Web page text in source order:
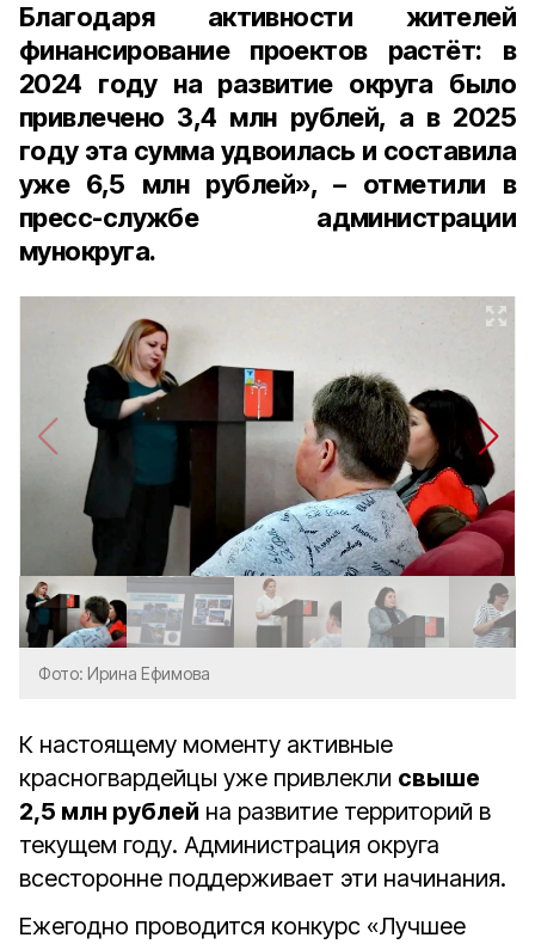
Благодаря активности жителей
финансирование проектов растёт: в
2024 году на развитие округа было
привлечено 3,4 млн рублей, а в 2025
году эта сумма удвоилась и составила
уже 6,5 млн рублей», – отметили в
пресс-службе администрации
мунокруга.
Фото: Ирина Ефимова
К настоящему моменту активные
красногвардейцы уже привлекли свыше
2,5 млн рублей на развитие территорий в
текущем году. Администрация округа
всесторонне поддерживает эти начинания.
Ежегодно проводится конкурс «Лучшее